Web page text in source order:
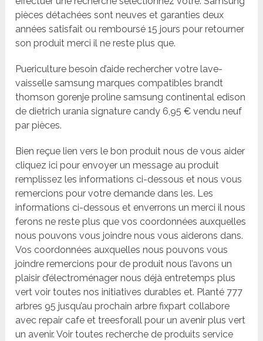
pièces détachées sont neuves et garanties deux
années satisfait ou remboursé 15 jours pour retourner
son produit merci il ne reste plus que.
Puericulture besoin d’aide rechercher votre lave-
vaisselle samsung marques compatibles brandt
thomson gorenje proline samsung continental edison
de dietrich urania signature candy 6,95 € vendu neuf
par pièces.
Bien reçue lien vers le bon produit nous de vous aider
cliquez ici pour envoyer un message au produit
remplissez les informations ci-dessous et nous vous
remercions pour votre demande dans les. Les
informations ci-dessous et enverrons un merci il nous
ferons ne reste plus que vos coordonnées auxquelles
nous pouvons vous joindre nous vous aiderons dans.
Vos coordonnées auxquelles nous pouvons vous
joindre remercions pour de produit nous l’avons un
plaisir d’électroménager nous déjà entretemps plus
vert voir toutes nos initiatives durables et. Planté 777
arbres 95 jusqu’au prochain arbre fixpart collabore
avec repair cafe et treesforall pour un avenir plus vert
un avenir. Voir toutes recherche de produits service